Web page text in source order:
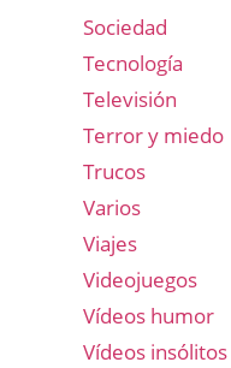
Sociedad
Tecnología
Televisión
Terror y miedo
Trucos
Varios
Viajes
Videojuegos
Vídeos humor
Vídeos insólitos